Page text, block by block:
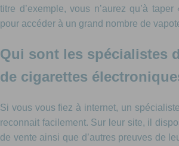
titre d’exemple, vous n’aurez qu’à taper
pour accéder à un grand nombre de
Qui sont les spécialistes
de cigarettes
Si vous vous fiez à internet, un
reconnait facilement. Sur leur site, il
de vente ainsi que d’autres preuves de